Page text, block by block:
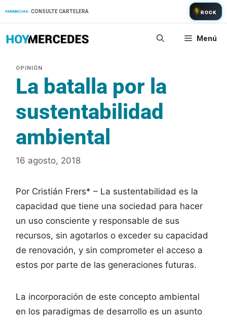
FARMACIAS: CONSULTE CARTELERA ROCK
Menú
La batalla por la
sustentabilidad
ambiental
16 agosto, 2018
Por Cristián Frers* – La sustentabilidad es la
capacidad que tiene una sociedad para hacer
un uso consciente y responsable de sus
recursos, sin agotarlos o exceder su capacidad
de renovación, y sin comprometer el acceso a
estos por parte de las generaciones futuras.
La incorporación de este concepto ambiental
en los paradigmas de desarrollo es un asunto